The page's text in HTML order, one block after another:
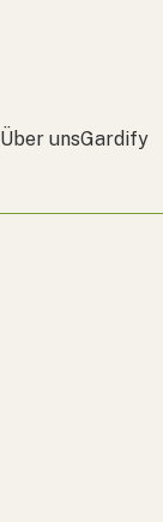
Über unsGardify